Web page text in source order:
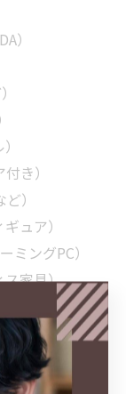
）
き）
）
ュア）
ングPC）
ス家具）
ンナーなど）
ル）
ど）